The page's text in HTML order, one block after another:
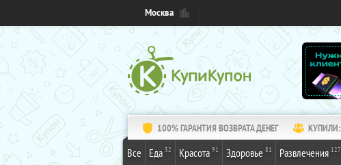
Москва
100% ГАРАНТИЯ ВОЗВРАТА ДЕНЕГ КУПИЛИ:
Все Еда 32 Красота 91 Здоровье 81 Развлечения 127